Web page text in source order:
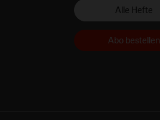
Alle Hefte
Abo bestellen